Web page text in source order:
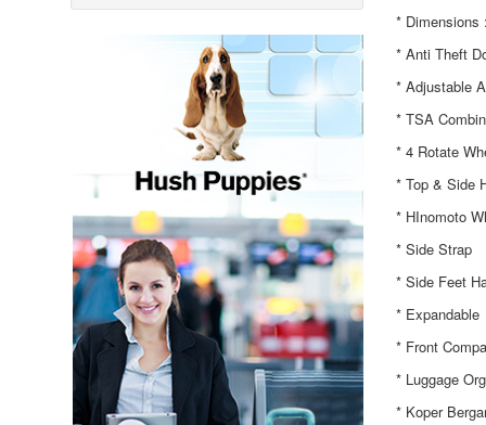
* Dimensions
* Anti Theft
* Adjustable
* TSA
* 4 Rotate
* Top & Side
* HInomoto
* Side Strap
* Side Feet
* Expandable
* Front
* Luggage
* Koper